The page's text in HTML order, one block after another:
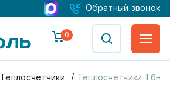
Обратный звонок
0
Теплосчётчики Теплосчётчики Тбн